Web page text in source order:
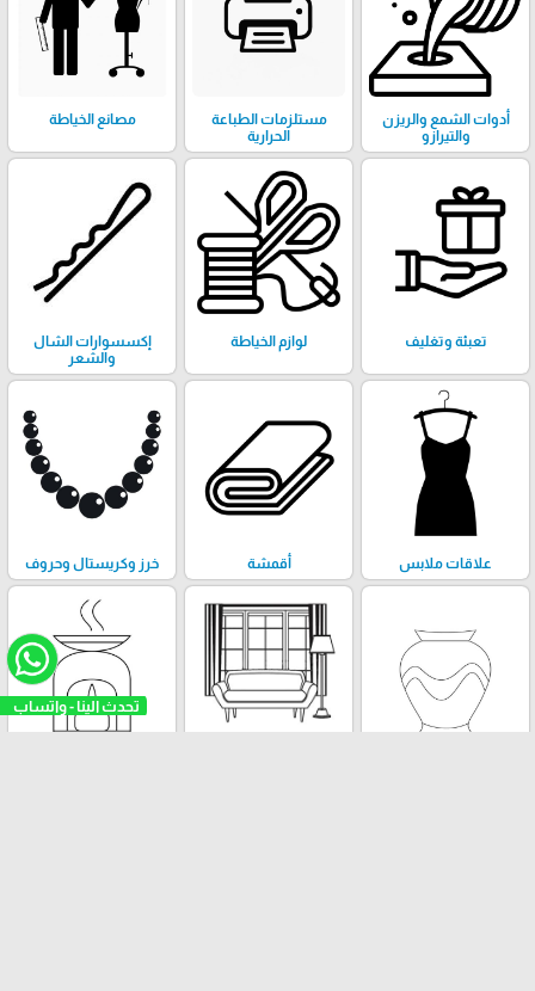
تحدث الينا - واتساب
أدوات الشمع والريزن
والتيرازو
مستلزمات الطباعة
الحرارية
مصانع الخياطة
تعبئة وتغليف لوازم الخياطة
إكسسوارات الشال
والشعر
علاقات ملابس أقمشة خرز وكريستال وحروف